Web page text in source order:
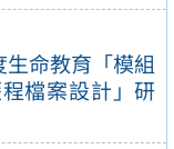
命教育「模組
檔案設計」研